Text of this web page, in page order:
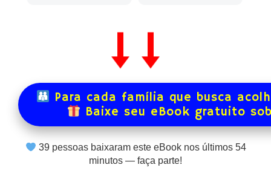
Para cada família que busca
Baixe seu eBook gratuito
39pessoas baixaram este eBook nos últimos 54
minutos — faça parte!